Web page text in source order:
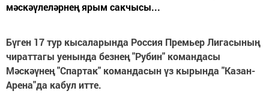
мәскәүлеләрнең ярым сакчысы...
Бүген 17 тур кысаларында Россия Премьер Лигасының
чираттагы уенында безнең "Рубин" командасы
Мәскәүнең "Спартак" командасын үз кырында "Казан-
Арена"да кабул итте.